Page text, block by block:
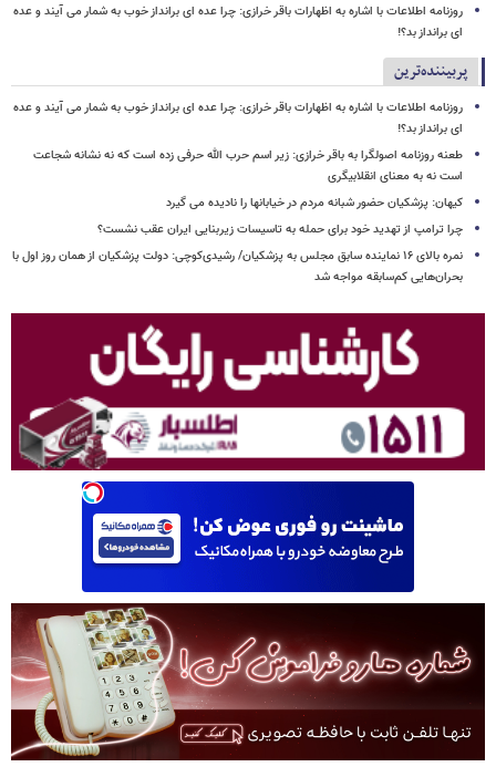
روزنامه اطلاعات با اشاره به اظهارات باقر خرازی: چرا عده ای برانداز خوب به شمار می آیند و عده
ای برانداز بد؟!
پربیننده‌ترین
روزنامه اطلاعات با اشاره به اظهارات باقر خرازی: چرا عده ای برانداز خوب به شمار می آیند و عده
ای برانداز بد؟!
طعنه روزنامه اصولگرا به باقر خرازی: زیر اسم حرب الله حرفی زده است که نه نشانه شجاعت
است نه به معنای انقلابیگری
کیهان: پزشکیان حضور شبانه مردم در خیابانها را نادیده می گیرد
چرا ترامپ از تهدید خود برای حمله به تاسیسات زیربنایی ایران عقب نشست؟
نمره بالای ۱۶ نماینده سابق مجلس به پزشکیان/ رشیدی‌کوچی: دولت پزشکیان از همان روز اول با
بحران‌هایی کم‌سابقه مواجه شد